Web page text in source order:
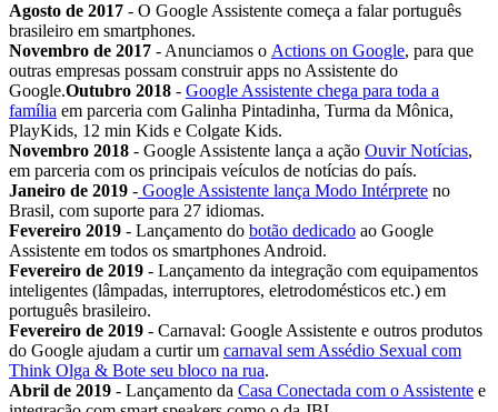
Agosto de 2017 - O Google Assistente começa a falar português
brasileiro em smartphones.
Novembro de 2017 - Anunciamos o Actions on Google, para que
outras empresas possam construir apps no Assistente do
Google.Outubro 2018 - Google Assistente chega para toda a
família em parceria com Galinha Pintadinha, Turma da Mônica,
PlayKids, 12 min Kids e Colgate Kids.
Novembro 2018 - Google Assistente lança a ação Ouvir Notícias,
em parceria com os principais veículos de notícias do país.
Janeiro de 2019 - Google Assistente lança Modo Intérprete no
Brasil, com suporte para 27 idiomas.
Fevereiro 2019 - Lançamento do botão dedicado ao Google
Assistente em todos os smartphones Android.
Fevereiro de 2019 - Lançamento da integração com equipamentos
inteligentes (lâmpadas, interruptores, eletrodomésticos etc.) em
português brasileiro.
Fevereiro de 2019 - Carnaval: Google Assistente e outros produtos
do Google ajudam a curtir um carnaval sem Assédio Sexual com
Think Olga & Bote seu bloco na rua.
Abril de 2019 - Lançamento da Casa Conectada com o Assistente e